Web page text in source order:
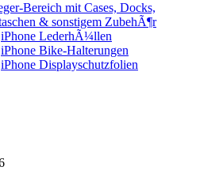
Bereich mit Cases, Docks,
& sonstigem ZubehÃ¶r
iPhone LederhÃ¼llen
iPhone Bike-Halterungen
iPhone Displayschutzfolien